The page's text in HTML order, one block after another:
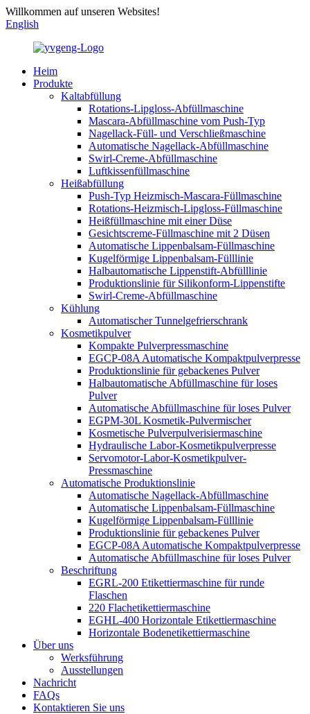
Willkommen auf unseren Websites!
English
Heim
Produkte
Kaltabfüllung
Rotations-Lipgloss-Abfüllmaschine
Mascara-Abfüllmaschine vom Push-Typ
Nagellack-Füll- und Verschließmaschine
Automatische Nagellack-Abfüllmaschine
Swirl-Creme-Abfüllmaschine
Luftkissenfüllmaschine
Heißabfüllung
Push-Typ Heizmisch-Mascara-Füllmaschine
Rotations-Heizmisch-Lipgloss-Füllmaschine
Heißfüllmaschine mit einer Düse
Gesichtscreme-Füllmaschine mit 2 Düsen
Automatische Lippenbalsam-Füllmaschine
Kugelförmige Lippenbalsam-Fülllinie
Halbautomatische Lippenstift-Abfülllinie
Produktionslinie für Silikonform-Lippenstifte
Swirl-Creme-Abfüllmaschine
Kühlung
Automatischer Tunnelgefrierschrank
Kosmetikpulver
Kompakte Pulverpressmaschine
EGCP-08A Automatische Kompaktpulverpresse
Produktionslinie für gebackenes Pulver
Halbautomatische Abfüllmaschine für loses
Pulver
Automatische Abfüllmaschine für loses Pulver
EGPM-30L Kosmetik-Pulvermischer
Kosmetische Pulverpulverisiermaschine
Hydraulische Labor-Kosmetikpulverpresse
Servomotor-Labor-Kosmetikpulver-
Pressmaschine
Automatische Produktionslinie
Automatische Nagellack-Abfüllmaschine
Automatische Lippenbalsam-Füllmaschine
Kugelförmige Lippenbalsam-Fülllinie
Produktionslinie für gebackenes Pulver
EGCP-08A Automatische Kompaktpulverpresse
Automatische Abfüllmaschine für loses Pulver
Beschriftung
EGRL-200 Etikettiermaschine für runde
Flaschen
220 Flachetikettiermaschine
EGHL-400 Horizontale Etikettiermaschine
Horizontale Bodenetikettiermaschine
Über uns
Werksführung
Ausstellungen
Nachricht
FAQs
Kontaktieren Sie uns